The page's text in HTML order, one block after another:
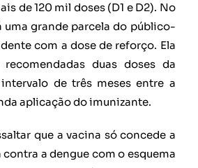
de 120 mil doses (D1 e D2). No
uma grande parcela do público-
com a dose de reforço. Ela
duas doses da
de três meses entre a
aplicação do imunizante.
que a vacina só concede a
a dengue com o esquema